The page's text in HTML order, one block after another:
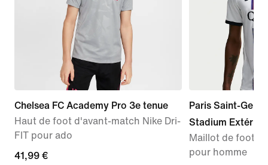
Chelsea FC Academy Pro 3e tenue
Haut de foot d'avant-match Nike Dri-
FIT pour ado
current
41,99 €
Paris Saint-
Stadium
Maillot de foot
pour homme